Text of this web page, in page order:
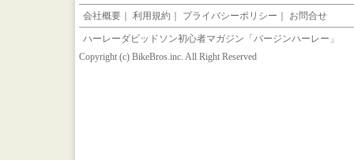
会社概要 ｜ 利用規約 ｜ プライバシーポリシー ｜ お問合せ
ハーレーダビッドソン初心者マガジン「バージンハーレー」
Copyright (c) BikeBros.inc. All Right Reserved